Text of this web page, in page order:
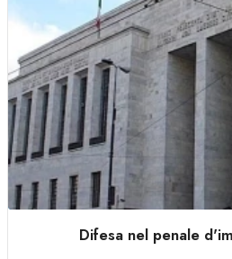
Difesa nel penale